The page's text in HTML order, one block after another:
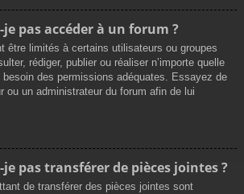
pas accéder à un forum ?
être limités à certains utilisateurs ou groupes
rédiger, publier ou réaliser n’importe quelle
des permissions adéquates. Essayez de
ou un administrateur du forum afin de lui
pas transférer de pièces jointes ?
de transférer des pièces jointes sont